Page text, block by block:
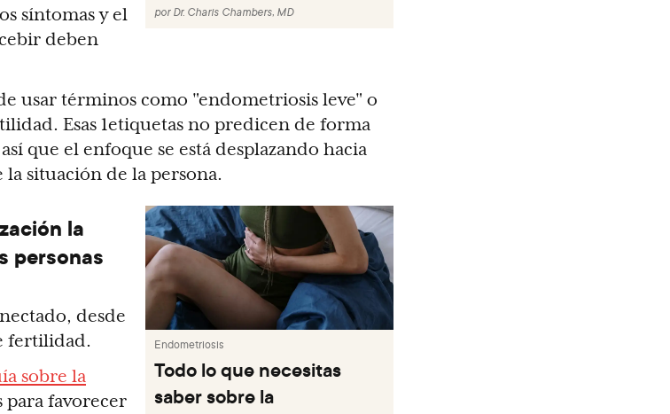
porDr. Charis Chambers, MD
síntomas y el
deben
usar términos como "endometriosis leve" o
Esas 1etiquetas no predicen de forma
que el enfoque se está desplazando hacia
situación de la persona.
Endometriosis
Todo lo que necesitas
saber sobre la
la
personas
desde
fertilidad.
sobre la
para favorecer